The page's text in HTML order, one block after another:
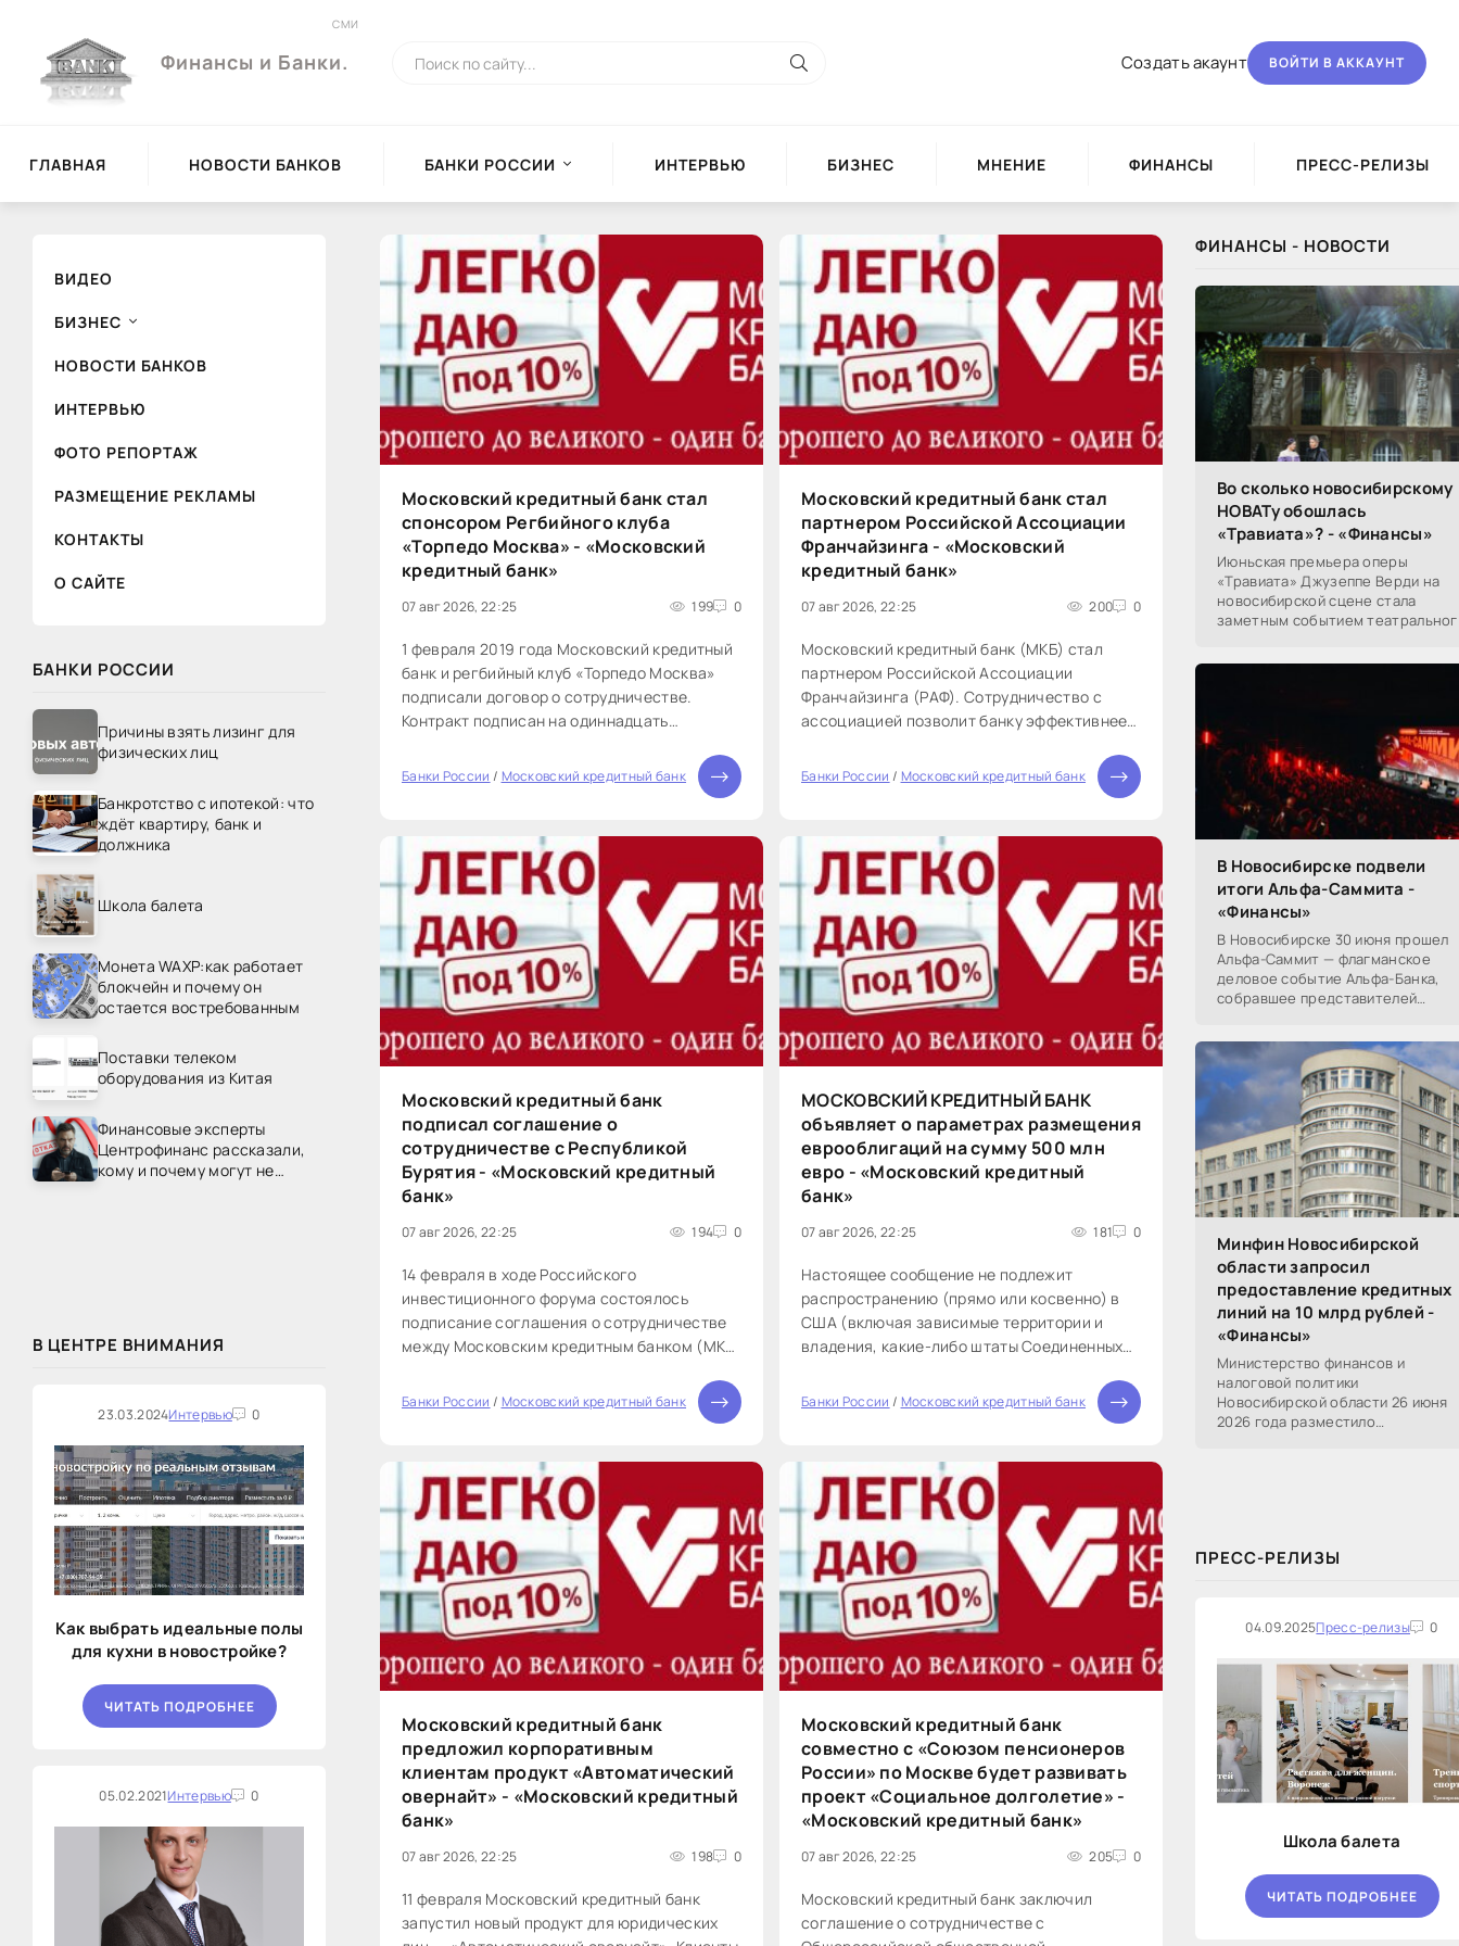
Финансы и Банки.
СМИ
Создать акаунт ВОЙТИ В АККАУНТ
ГЛАВНАЯ НОВОСТИ БАНКОВ БАНКИ РОССИИ ИНТЕРВЬЮ БИЗНЕС МНЕНИЕ ФИНАНСЫ ПРЕСС-РЕЛИЗЫ
ВИДЕО
БИЗНЕС
НОВОСТИ БАНКОВ
ИНТЕРВЬЮ
ФОТО РЕПОРТАЖ
РАЗМЕЩЕНИЕ РЕКЛАМЫ
КОНТАКТЫ
О САЙТЕ
БАНКИ РОССИИ
Причины взять лизинг для
физических лиц
Банкротство с ипотекой: что
ждёт квартиру, банк и
должника
Школа балета
Монета WAXP:как работает
блокчейн и почему он
остается востребованным
Поставки телеком
оборудования из Китая
Финансовые эксперты
Центрофинанс рассказали,
кому и почему могут не
В ЦЕНТРЕ ВНИМАНИЯ
23.03.2024Интервью 0
Как выбрать идеальные полы
для кухни в новостройке?
ЧИТАТЬ ПОДРОБНЕЕ
05.02.2021Интервью 0
Московский кредитный банк стал
спонсором Регбийного клуба
«Торпедо Москва» - «Московский
кредитный банк»
07 авг 2026, 22:25 199 0
1 февраля 2019 года Московский кредитный
банк и регбийный клуб «Торпедо Москва»
подписали договор о сотрудничестве.
Контракт подписан на одиннадцать
титульным спонсором регбийного клуба
«Торпедо». Спонсорство подразумевает
Банки России / Московский кредитный банк
Московский кредитный банк стал
партнером Российской Ассоциации
Франчайзинга - «Московский
кредитный банк»
07 авг 2026, 22:25 200 0
Московский кредитный банк (МКБ) стал
партнером Российской Ассоциации
Франчайзинга (РАФ). Сотрудничество с
ассоциацией позволит банку эффективнее
предпринимателям и компаниям,
рассматривающим для себя развитие во
0
Банки России / Московский кредитный банк
Московский кредитный банк
подписал соглашение о
сотрудничестве с Республикой
Бурятия - «Московский кредитный
банк»
07 авг 2026, 22:25 194 0
14 февраля в ходе Российского
инвестиционного форума состоялось
подписание соглашения о сотрудничестве
между Московским кредитным банком (МКБ)
Предметом соглашения, которое было
0
Банки России / Московский кредитный банк
МОСКОВСКИЙ КРЕДИТНЫЙ БАНК
объявляет о параметрах размещения
еврооблигаций на сумму 500 млн
евро - «Московский кредитный
банк»
07 авг 2026, 22:25 181 0
Настоящее сообщение не подлежит
распространению (прямо или косвенно) в
США (включая зависимые территории и
владения, какие-либо штаты Соединенных
Австралии или Японии. настоящее
0
Банки России / Московский кредитный банк
Московский кредитный банк
предложил корпоративным
клиентам продукт «Автоматический
овернайт» - «Московский кредитный
банк»
07 авг 2026, 22:25 198 0
11 февраля Московский кредитный банк
запустил новый продукт для юридических
Московский кредитный банк
совместно с «Союзом пенсионеров
России» по Москве будет развивать
проект «Социальное долголетие» -
«Московский кредитный банк»
07 авг 2026, 22:25 205 0
Московский кредитный банк заключил
соглашение о сотрудничестве с
ФИНАНСЫ - НОВОСТИ
Во сколько новосибирскому
НОВАТу обошлась
«Травиата»? - «Финансы»
Июньская премьера оперы
«Травиата» Джузеппе Верди на
новосибирской сцене стала
заметным событием
Посетители НОВАТа, с которыми
В Новосибирске подвели
итоги Альфа-Саммита -
«Финансы»
В Новосибирске 30 июня прошел
Альфа-Саммит — флагманское
деловое событие Альфа-Банка,
собравшее представителей
реального, технологического,
финансового и других
Минфин Новосибирской
области запросил
предоставление кредитных
линий на 10 млрд рублей -
«Финансы»
Министерство финансов и
налоговой политики
Новосибирской области 26 июня
2026 года разместило
ПРЕСС-РЕЛИЗЫ
04.09.2025Пресс-релизы 0
Школа балета
ЧИТАТЬ ПОДРОБНЕЕ